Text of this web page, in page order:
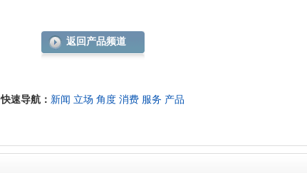
返回产品频道
快速导航： 新闻 立场 角度 消费 服务 产品